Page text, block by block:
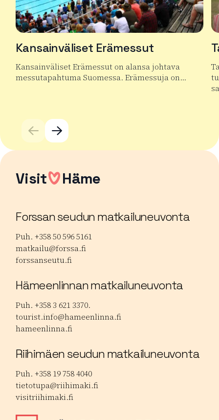
Kansainväliset Erämessut
Kansainväliset Erämessut on alansa johtava
messutapahtuma Suomessa. Erämessuja on…
Visit Häme
Forssan seudun matkailuneuvonta
Puh. +358 50 596 5161
matkailu@forssa.fi
forssanseutu.fi
Hämeenlinnan matkailuneuvonta
Puh. +358 3 621 3370.
tourist.info@hameenlinna.fi
hameenlinna.fi
Riihimäen seudun matkailuneuvonta
Puh. +358 19 758 4040
tietotupa@riihimaki.fi
visitriihimaki.fi